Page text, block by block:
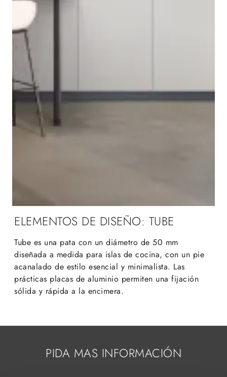
ELEMENTOS DE DISEÑO: TUBE
Tube es una pata con un diámetro de 50 mm
diseñada a medida para islas de cocina, con un pie
acanalado de estilo esencial y minimalista. Las
prácticas placas de aluminio permiten una fijación
sólida y rápida a la encimera.
PIDA MAS INFORMACIÓN